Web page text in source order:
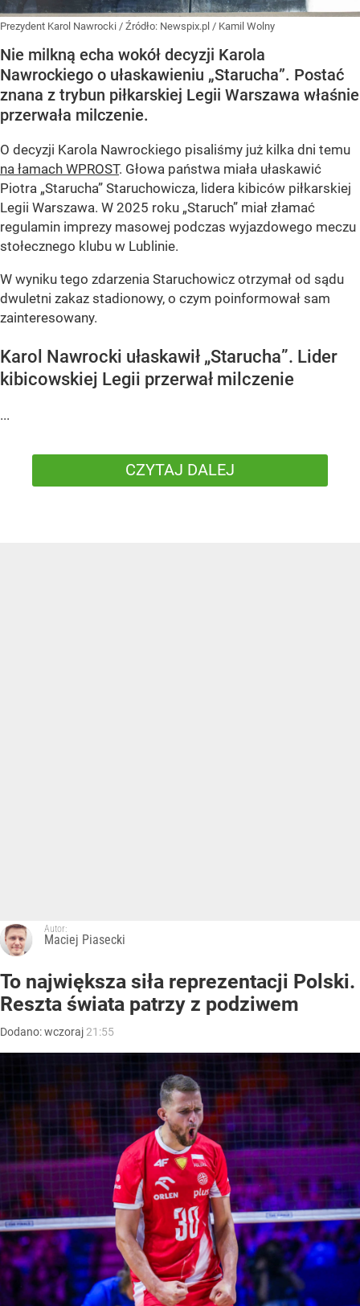
Prezydent Karol Nawrocki / Źródło: Newspix.pl / Kamil Wolny
Nie milkną echa wokół decyzji Karola
Nawrockiego o ułaskawieniu „Starucha”. Postać
znana z trybun piłkarskiej Legii Warszawa właśnie
przerwała milczenie.
O decyzji Karola Nawrockiego pisaliśmy już kilka dni temu
na łamach WPROST. Głowa państwa miała ułaskawić
Piotra „Starucha” Staruchowicza, lidera kibiców piłkarskiej
Legii Warszawa. W 2025 roku „Staruch” miał złamać
regulamin imprezy masowej podczas wyjazdowego meczu
stołecznego klubu w Lublinie.
W wyniku tego zdarzenia Staruchowicz otrzymał od sądu
dwuletni zakaz stadionowy, o czym poinformował sam
zainteresowany.
Karol Nawrocki ułaskawił „Starucha”. Lider
kibicowskiej Legii przerwał milczenie
...
CZYTAJ DALEJ
Autor:
Maciej Piasecki
To największa siła reprezentacji Polski.
Reszta świata patrzy z podziwem
Dodano:wczoraj 21:55